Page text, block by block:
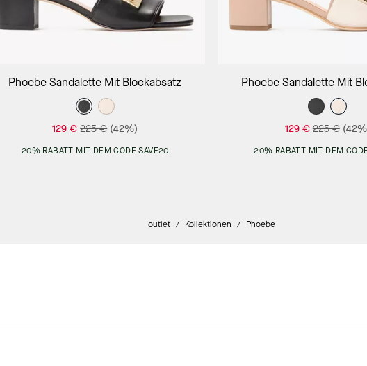
In Den Warenkorb
Phoebe Sandalette Mit Blockabsatz
129 € 225 € (42%)
20% RABATT MIT DEM CODE SAVE20
In Den
Phoebe Sandalette Mit
129 € 225 €
20% RABATT MIT DEM
outlet / Kollektionen / Phoebe